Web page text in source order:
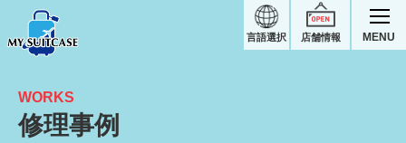
店舗情報
言語選択 MENU
WORKS
修理事例